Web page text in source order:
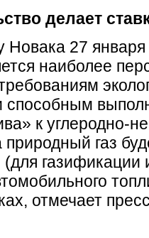
делает
27 января
наиболее
способным
к углеродно-
газ
газификации
отмечает